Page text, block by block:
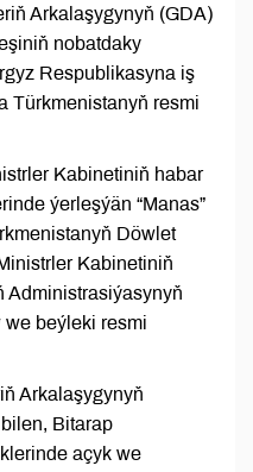
Arkalaşygynyň (GDA)
nobatdaky
Respublikasyna iş
Türkmenistanyň resmi
Kabinetiniň habar
ýerleşýän “Manas”
Döwlet
Kabinetiniň
Administrasiýasynyň
beýleki resmi
Arkalaşygynyň
Bitarap
açyk we